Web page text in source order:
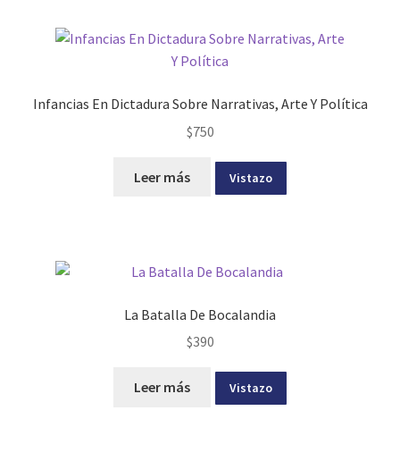
Infancias En Dictadura Sobre Narrativas, Arte Y Política
$750
Leer más Vistazo
La Batalla De Bocalandia
$390
Leer más Vistazo